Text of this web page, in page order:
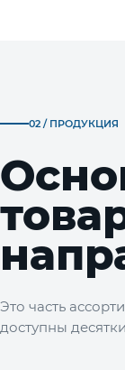
02 / ПРОДУКЦИЯ
Это часть
доступны